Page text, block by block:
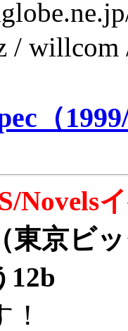
/
（
Novels
東京ビ
12b